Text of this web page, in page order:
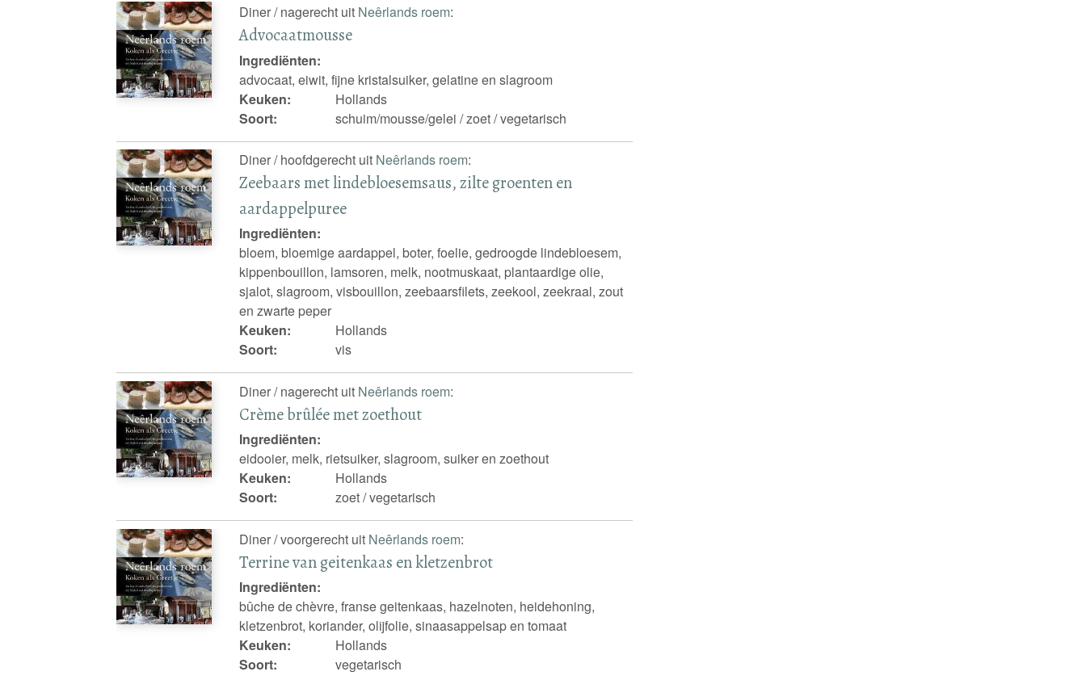
Diner / nagerecht uit Neêrlands roem:
Advocaatmousse
Ingrediënten:
advocaat, eiwit, fijne kristalsuiker, gelatine en slagroom
Keuken:
Hollands
Soort:
schuim/mousse/gelei / zoet / vegetarisch
Diner / hoofdgerecht uit Neêrlands roem:
Zeebaars met lindebloesemsaus, zilte groenten en
aardappelpuree
Ingrediënten:
bloem, bloemige aardappel, boter, foelie, gedroogde lindebloesem,
kippenbouillon, lamsoren, melk, nootmuskaat, plantaardige olie,
sjalot, slagroom, visbouillon, zeebaarsfilets, zeekool, zeekraal, zout
en zwarte peper
Keuken:
Hollands
Soort:
vis
Diner / nagerecht uit Neêrlands roem:
Crème brûlée met zoethout
Ingrediënten:
eidooier, melk, rietsuiker, slagroom, suiker en zoethout
Keuken:
Hollands
Soort:
zoet / vegetarisch
Diner / voorgerecht uit Neêrlands roem:
Terrine van geitenkaas en kletzenbrot
Ingrediënten:
bûche de chèvre, franse geitenkaas, hazelnoten, heidehoning,
kletzenbrot, koriander, olijfolie, sinaasappelsap en tomaat
Keuken:
Hollands
Soort:
vegetarisch